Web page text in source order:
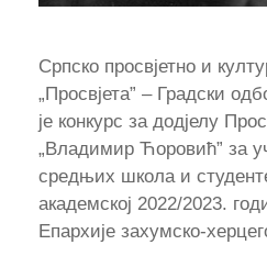
Српско просвјетно и
„Просвјета” – Градски
је конкурс за додјелу
„Владимир Ћоровић” за
средњих школа и
академској 2022/2023.
Епархије захумско-